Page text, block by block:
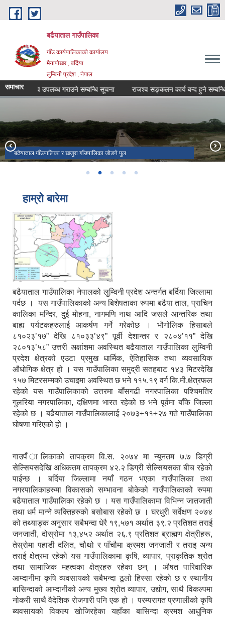
Skip to main content
बढैयाताल गाउँपालिका
गाँउ कार्यपालिकाकाे कार्यालय
मैनापाेखर , बर्दिया
लुम्बिनी प्रदेश , नेपाल
समाचार
मुल्य सुचि उपलब्ध गराउने सम्बन्धि सूचना राजश्व सङ्कलन कार्य बन्द हुने सम्बन्धि
बढैयाताल साेरहवा
बढैयाताल गाँउपालिका र खजुरा गाँउपालिका जाेडने पुल
सिबालय मन्दिर
हाम्रो बारेमा
बढैयाताल गाउँपालिका नेपालको लुम्विनी प्रदेश अन्तर्गत बर्दिया जिल्लामा
पर्दछ । यस गाउँपालिकाको अन्य बिशेषताका रुपमा बढैया ताल, प्राचिन
कालिका मन्दिर, दुई मोहना, नागमणि नाथ आदि जसले आन्तरिक तथा
बाह्य पर्यटकहरुलाई आकर्षण गर्ने गरेकोछ । भौगोलिक हिसाबले
८१०२३’१७” देखि ८१०३३’४९” पूर्वी देशान्तर र २८०४’११” देखि
२८०१३’५८” उत्तरी अक्षांशमा अवस्थित बढैयाताल गाउँपालिका लुम्विनी
प्रदेश क्षेत्रको एउटा प्रमुख धार्मिक, ऐतिहासिक तथा व्यवसायिक
औधोगिक क्षेत्र हो । यस गाउँपालिका समुद्री सतहबाट १४३ मिटरदेखि
१५७ मिटरसम्मको उचाइमा अवस्थित छ भने ११५.१९ वर्ग कि.मी.क्षेत्रफल
रहेको यस गाउँपालिकाको उत्तरमा बाँसगढी नगरपालिका पश्चिमतिर
गुलरिया नगरपालिका, दक्षिणमा भारत रहेको छ भने पूर्वमा बाँके जिल्ला
रहेको छ । बढैयाताल गाउँपालिकालाई २०७३÷११÷२७ गते गाउँपालिका
घोषणा गरिएको हो ।
गाउपँ ालिकाको तापक्रम वि.स. २०७४ मा न्यूनतम ७.७ डिग्री
सेल्सियसदेखि अधिकतम तापक्रम ४२.२ डिग्री सेल्सियसका बीच रहेको
पाईन्छ । बर्दिया जिल्लामा नयाँ गठन भएका गाउँपालिका तथा
नगरपालिकाहरुमा विकासको सम्भावना बोकेको गाउँपालिकाको रुपमा
बढैयाताल गाउँपालिका रहेको छ । यस गाउँपालिकामा विभिन्न जातजाती
तथा धर्म मान्ने व्यक्तिहरुको बसोबास रहेको छ । घरधुरी सर्वेक्षण २०७४
को तथ्याङ्क अनुसार सबैभन्दा धेरै १९,५७१ अर्थात ३९.२ प्रतिशत तराई
जनजाती, दोस्रोमा १३,४५२ अर्थात २६.९ प्रतिशत ब्राह्मण क्षेत्रीहरू,
तेस्रोमा पहाडी दलित, चौथो र पाँचौमा क्रमश जनजाती र तराइ अन्य
तराई क्षेत्रमा रहेको यस गाउँपालिकामा कृषि, व्यापार, प्राकृतिक श्रोत
तथा सामाजिक महत्वका क्षेत्रहरु रहेका छन् । औषत पारिवारिक
आम्दानीमा कृषि व्यवसायको सबैभन्दा ठूलो हिस्सा रहेको छ र स्थानीय
बासिन्दाको आम्दानीको अन्य मुख्य श्रोत व्यापार, उद्योग, साथै विकल्पमा
नोकरी साथै वैदेशिक रोजगारी पनि एक हो । परम्परागत प्रणालीको कृषि
ब्यवसायको विकल्प खोजिरहेका यहाँका बासिन्दा क्रमश आधुनिक